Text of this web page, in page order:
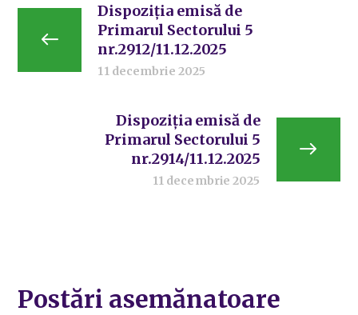
Dispoziția emisă de
Primarul Sectorului 5
nr.2912/11.12.2025
11 decembrie 2025
Dispoziția emisă de
Primarul Sectorului 5
nr.2914/11.12.2025
11 decembrie 2025
Postări asemănatoare